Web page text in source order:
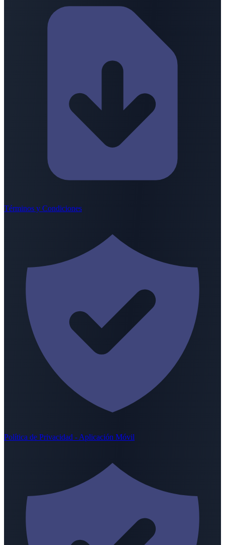
Términos y Condiciones
Política de Privacidad - Aplicación Móvil